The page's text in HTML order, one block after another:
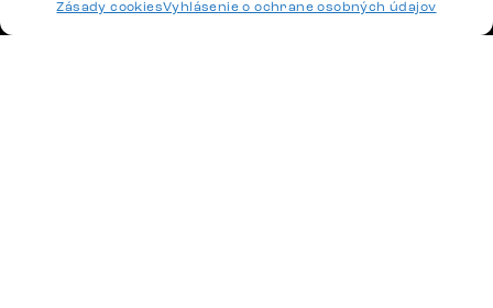
Zásady cookiesVyhlásenie o ochrane osobných údajov